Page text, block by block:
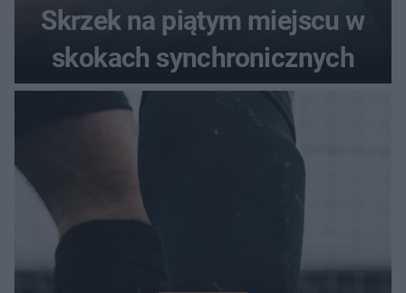
Skrzek na piątym miejscu w
skokach synchronicznych